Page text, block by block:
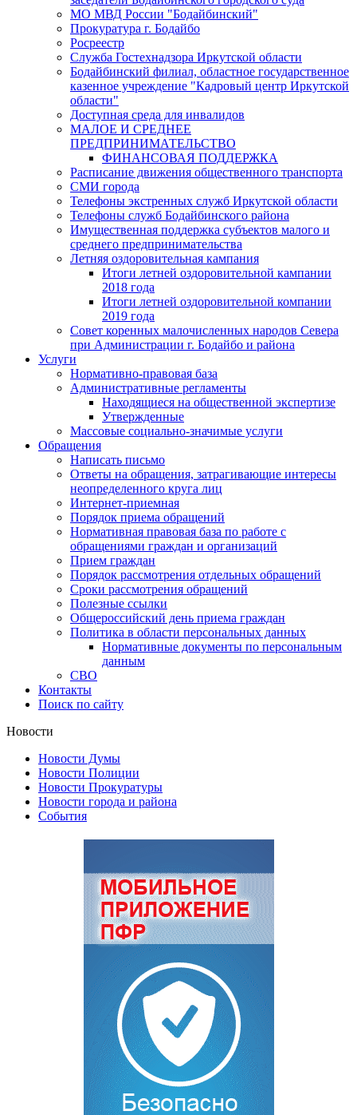
МО МВД России "Бодайбинский"
Прокуратура г. Бодайбо
Росреестр
Служба Гостехнадзора Иркутской области
Бодайбинский филиал, областное государственное
казенное учреждение "Кадровый центр Иркутской
области"
Доступная среда для инвалидов
МАЛОЕ И СРЕДНЕЕ
ПРЕДПРИНИМАТЕЛЬСТВО
ФИНАНСОВАЯ ПОДДЕРЖКА
Расписание движения общественного транспорта
СМИ города
Телефоны экстренных служб Иркутской области
Телефоны служб Бодайбинского района
Имущественная поддержка субъектов малого и
среднего предпринимательства
Летняя оздоровительная кампания
Итоги летней оздоровительной кампании
2018 года
Итоги летней оздоровительной компании
2019 года
Совет коренных малочисленных народов Севера
при Администрации г. Бодайбо и района
Услуги
Нормативно-правовая база
Административные регламенты
Находящиеся на общественной экспертизе
Утвержденные
Массовые социально-значимые услуги
Обращения
Написать письмо
Ответы на обращения, затрагивающие интересы
неопределенного круга лиц
Интернет-приемная
Порядок приема обращений
Нормативная правовая база по работе с
обращениями граждан и организаций
Прием граждан
Порядок рассмотрения отдельных обращений
Сроки рассмотрения обращений
Полезные ссылки
Общероссийский день приема граждан
Политика в области персональных данных
Нормативные документы по персональным
данным
СВО
Контакты
Поиск по сайту
Новости
Новости Думы
Новости Полиции
Новости Прокуратуры
Новости города и района
События